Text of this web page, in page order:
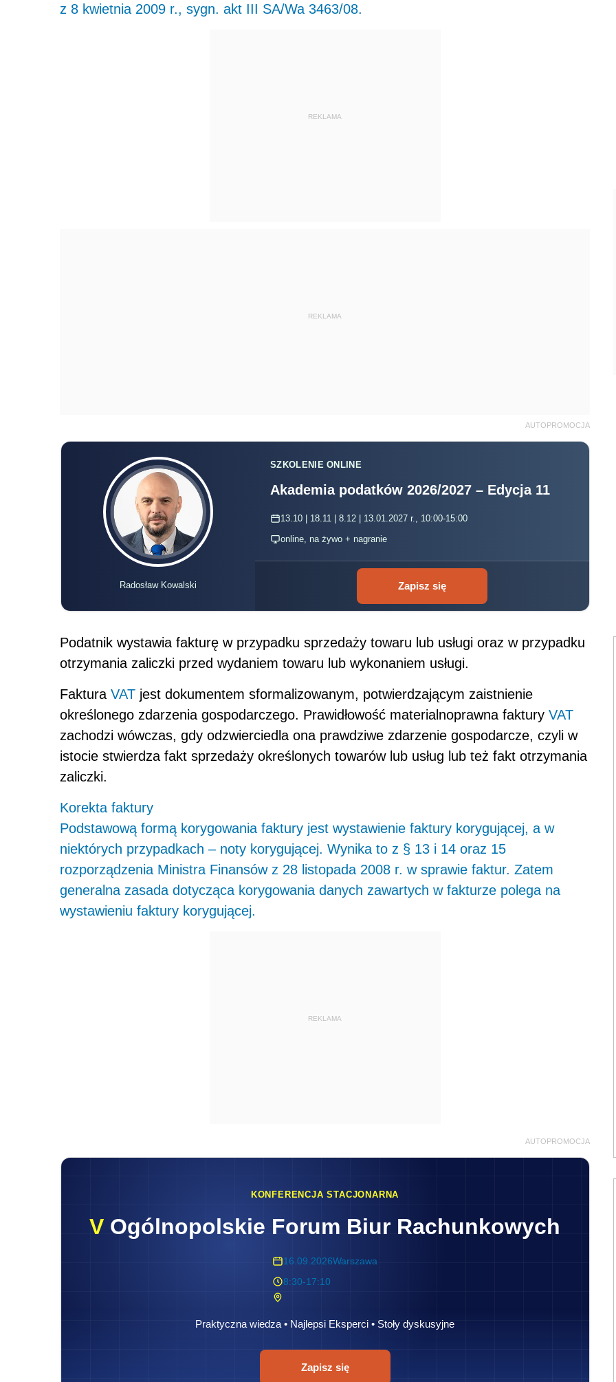
z 8 kwietnia 2009 r., sygn. akt III SA/Wa 3463/08.
REKLAMA
REKLAMA
AUTOPROMOCJA
Radosław Kowalski
SZKOLENIE ONLINE
Akademia podatków 2026/2027 – Edycja 11
13.10 | 18.11 | 8.12 | 13.01.2027 r., 10:00-15:00
online, na żywo + nagranie
Zapisz się
Podatnik wystawia fakturę w przypadku sprzedaży towaru lub usługi oraz w przypadku
otrzymania zaliczki przed wydaniem towaru lub wykonaniem usługi.
Faktura VAT jest dokumentem sformalizowanym, potwierdzającym zaistnienie
określonego zdarzenia gospodarczego. Prawidłowość materialnoprawna faktury VAT
zachodzi wówczas, gdy odzwierciedla ona prawdziwe zdarzenie gospodarcze, czyli w
istocie stwierdza fakt sprzedaży określonych towarów lub usług lub też fakt otrzymania
zaliczki.
Korekta faktury
Podstawową formą korygowania faktury jest wystawienie faktury korygującej, a w
niektórych przypadkach – noty korygującej. Wynika to z § 13 i 14 oraz 15
rozporządzenia Ministra Finansów z 28 listopada 2008 r. w sprawie faktur. Zatem
generalna zasada dotycząca korygowania danych zawartych w fakturze polega na
wystawieniu faktury korygującej.
REKLAMA
AUTOPROMOCJA
KONFERENCJA STACJONARNA
V Ogólnopolskie Forum Biur Rachunkowych
16.09.2026
8:30-17:10
Warszawa
Praktyczna wiedza • Najlepsi Eksperci • Stoły dyskusyjne
Zapisz się